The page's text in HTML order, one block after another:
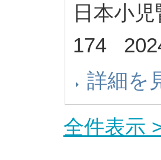
日本小
174
詳細を
全件表示